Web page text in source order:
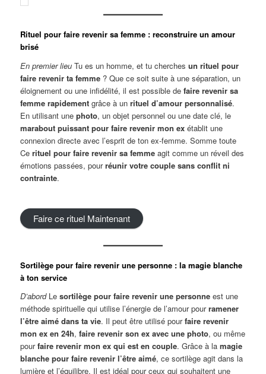
Rituel pour faire revenir sa femme : reconstruire un amour
brisé
En premier lieu Tu es un homme, et tu cherchesun rituel pour
faire revenir ta femme ? Que ce soit suite à une séparation, un
éloignement ou une infidélité, il est possible defaire revenir sa
femme rapidement grâce à unrituel d’amour personnalisé.
En utilisant unephoto, un objet personnel ou une date clé, le
marabout puissant pour faire revenir mon ex établit une
connexion directe avec l’esprit de ton ex-femme. Somme toute
Cerituel pour faire revenir sa femme agit comme un réveil des
émotions passées, pourréunir votre couple sans conflit ni
contrainte.
Faire ce rituel Maintenant
Sortilège pour faire revenir une personne : la magie blanche
à ton service
D’abordLesortilège pour faire revenir une personne est une
méthode spirituelle qui utilise l’énergie de l’amour pourramener
l’être aimé dans ta vie. Il peut être utilisé pourfaire revenir
mon ex en 24h,faire revenir son ex avec une photo, ou même
pourfaire revenir mon ex qui est en couple. Grâce à lamagie
blanche pour faire revenir l’être aimé, ce sortilège agit dans la
lumière et l’équilibre. Il est idéal pour ceux qui souhaitent une